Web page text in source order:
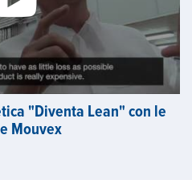
"Diventa Lean" con le
Mouvex